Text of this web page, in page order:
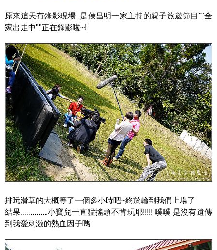
原來這天有錄影現場 是侯昌明一家主持的親子旅遊節目""全
家出走中""正在錄影啦~!
排玩滑草的大概等了一個多小時吧~終於輪到我們上場了
結果..............小寶兒一直猛搖頭不肯玩耶!!!!! 噗噗 是沒有遺傳
到我愛刺激的熱血因子嗎